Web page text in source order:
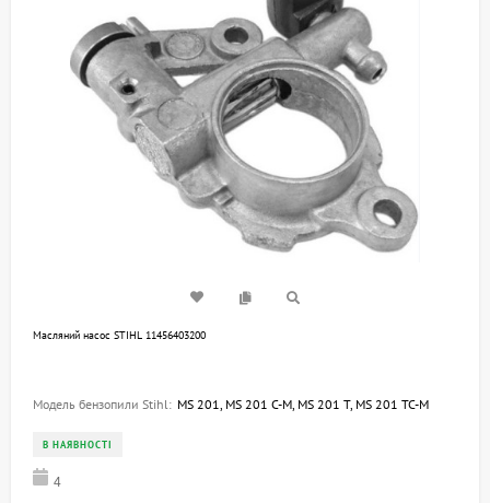
Масляний насос STIHL 11456403200
Модель бензопили Stihl: MS 201, MS 201 C-M, MS 201 T, MS 201 TC-M
В НАЯВНОСТІ
4